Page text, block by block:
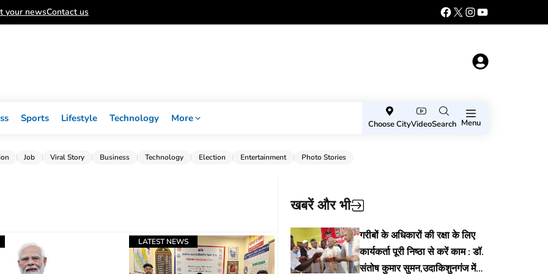
your newsContact us
Sports Lifestyle Technology More
Choose CityVideoSearch Menu
Job Viral Story Business Technology Election Entertainment Photo Stories
LATEST NEWS
खबरें और भी
गरीबों के अधिकारों की रक्षा के लिए
कार्यकर्ता पूरी निष्ठा से करें काम : डॉ.
संतोष कुमार सुमन,उदाकिशुनगंज में